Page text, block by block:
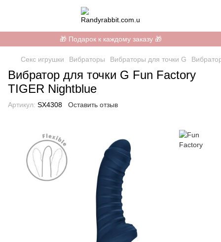
🎁 Подарок к каждому заказу 🎁
Секс игрушки Вибраторы Вибраторы для точки G
Вибратор для точки G Fun Factory
TIGER Nightblue
Артикул: SX4308 Оставить отзыв